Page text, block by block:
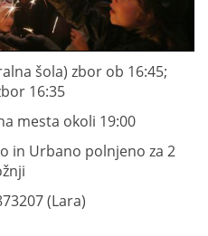
šola) zbor ob 16:45;
16:35
mesta okoli 19:00
in Urbano polnjeno za 2
(Lara)